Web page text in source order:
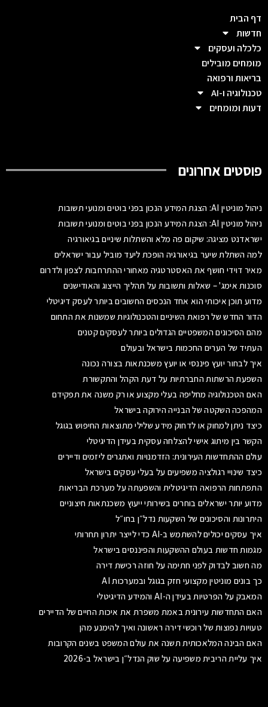
דף הבית
חדשות
כלכלה ועסקים
מומחים מובילים
בריאות ורפואה
טכנולוגיה ו-AI
דעות ומומחים
פוסטים אחרונים
ניהול מוניטין AI: הצגת המידע הנכון בפני בוטים ומנועי תשובות
ניהול מוניטין AI: הצגת המידע הנכון בפני בוטים ומנועי תשובות
ישראדנט מציגה: שיקום פה מלא והשתלות שיניים בגיאורגיה
למה השתלת שיער בגיאורגיה הופכת ליעד מוביל עבור ישראלים
מאיר דוידי חושף את האסטרטגיה מאחורי ההתרחבות לצפון ולדרום
סוכנות אימג' – שאלות ותשובות על תהליך הייצוג והאודישנים
מדוע תוכן איכותי הוא אחד הנכסים החשובים ביותר לעסק דיגיטלי
הדור החדש של רפואת השיניים והטכנולוגיות שמשנות את התחום
מהם הסיכונים המשפטיים הגדולים ביותר לעסקים קטנים
העתיד של הערים החכמות בישראל ובעולם
איך לבחור יועץ פיננסי או יועץ משכנתאות בצורה נכונה
השפעת הרשתות החברתיות על דעת הקהל והתקשורת
האם הטכנולוגיה מחליפה בעלי מקצוע או רק משנה את תפקידם
המהפכה השקטה של הבנייה הירוקה בישראל
כיצד ניתן למחוק או לדחוק מידע שלילי מתוצאות החיפוש בגוגל
הקשר בין מיתוג אישי להצלחה עסקית בעידן הדיגיטלי
עולם ההתחדשות העירונית: הזדמנויות ואתגרים ליזמים ודיירים
כיצד שינויי רגולציה משפיעים על בעלי עסקים בישראל
התפתחות הרפואה הדיגיטלית והשפעתה על מערכת הבריאות
מדוע יותר ישראלים בוחרים בשירותי ייעוץ משכנתאות חיצוניים
היתרונות והסיכונים של השקעות נדל״ן בחו״ל
איך עסקים יכולים להשתמש ב-AI כדי לייצר יתרון תחרותי
מגמות חדשות בעולם ההשקעות והפיננסים בישראל
מה חשוב לבדוק לפני חתימה על חוזה רכישת דירה
כך בונים מוניטין מקצועי חזק בגוגל ובמערכות AI
המאבק על הפרטיות בעידן ה-AI והמידע הדיגיטלי
האם התחדשות עירונית באמת משפרת את איכות החיים של הדיירים
טעויות נפוצות של רוכשי דירה ראשונה ואיך להימנע מהן
האם הבינה המלאכותית תשנה את עולם המשפט בשנים הקרובות
איך עליית הריבית משפיעה על שוק הנדל״ן בישראל ב-2026